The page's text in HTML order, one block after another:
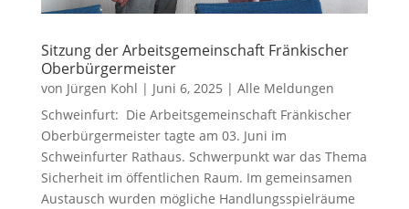
Sitzung der Arbeitsgemeinschaft Fränkischer
Oberbürgermeister
von Jürgen Kohl | Juni 6, 2025 | Alle Meldungen
Schweinfurt: Die Arbeitsgemeinschaft Fränkischer
Oberbürgermeister tagte am 03. Juni im
Schweinfurter Rathaus. Schwerpunkt war das Thema
Sicherheit im öffentlichen Raum. Im gemeinsamen
Austausch wurden mögliche Handlungsspielräume